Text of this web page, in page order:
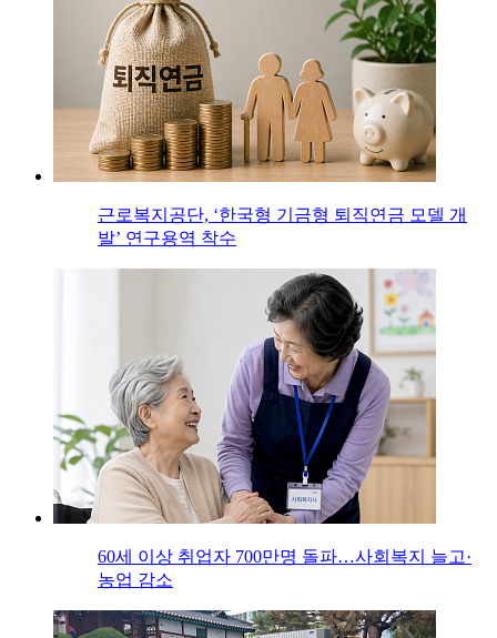
근로복지공단, ‘한국형 기금형 퇴직연금 모델 개
발’ 연구용역 착수
60세 이상 취업자 700만명 돌파…사회복지 늘고·
농업 감소